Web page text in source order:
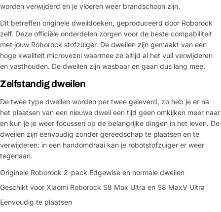
worden verwijderd en je vloeren weer brandschoon zijn.
Dit betreffen originele dweildoeken, geproduceerd door Roborock
zelf. Deze officiële onderdelen zorgen voor de beste compabiliteit
met jouw Roborock stofzuiger. De dweilen zijn gemaakt van een
hoge kwaliteit microvezel waarmee ze altijd al het vuil verwijderen
en vasthouden. De dweilen zijn wasbaar en gaan dus lang mee.
Zelfstandig dweilen
De twee type dweilen worden per twee geleverd, zo heb je er na
het plaatsen van een nieuwe dweil een tijd geen omkijken meer naar
en kun je je weer focussen op de belangrijke dingen in het leven. De
dweilen zijn eenvoudig zonder gereedschap te plaatsen en te
verwijderen: in een handomdraai kan je robotstofzuiger er weer
tegenaan.
Originele Roborock 2-pack Edgewise en normale dweilen
Geschikt voor Xiaomi Roborock S8 Max Ultra en S8 MaxV Ultra
Eenvoudig te plaatsen